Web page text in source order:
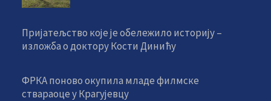
Пријатељство које је обележило историју –
изложба о доктору Кости Динићу
ФРКА поново окупила младе филмске
ствараоце у Крагујевцу